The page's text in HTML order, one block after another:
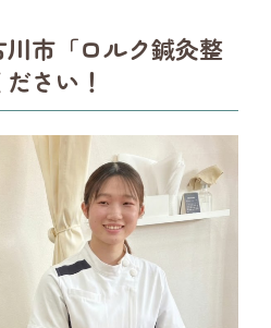
市「ロルク鍼灸整
さい！